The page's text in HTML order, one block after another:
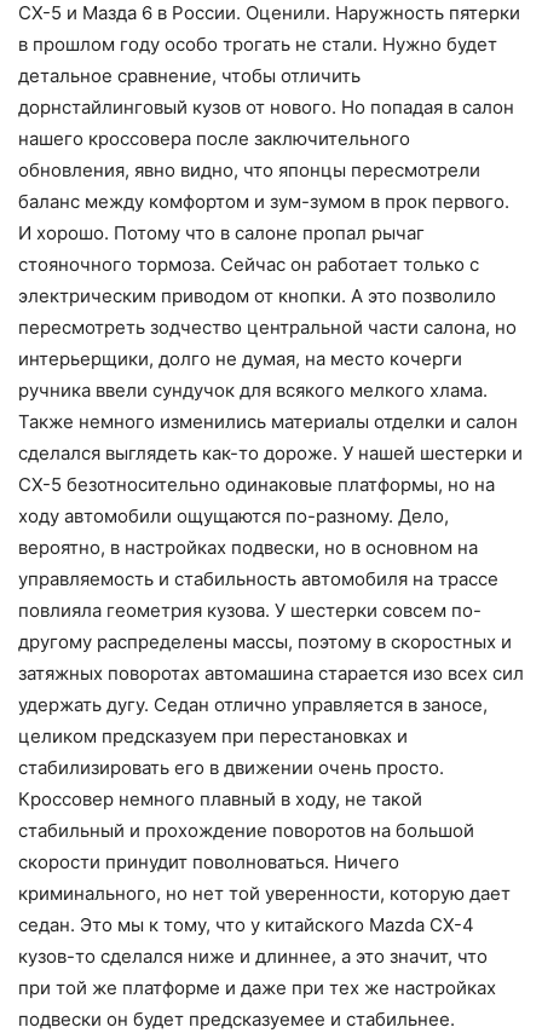
СХ-5 и Мазда 6 в России. Оценили. Наружность пятерки
в прошлом году особо трогать не стали. Нужно будет
детальное сравнение, чтобы отличить
дорнстайлинговый кузов от нового. Но попадая в салон
нашего кроссовера после заключительного
обновления, явно видно, что японцы пересмотрели
баланс между комфортом и зум-зумом в прок первого.
И хорошо. Потому что в салоне пропал рычаг
стояночного тормоза. Сейчас он работает только с
электрическим приводом от кнопки. А это позволило
пересмотреть зодчество центральной части салона, но
интерьерщики, долго не думая, на место кочерги
ручника ввели сундучок для всякого мелкого хлама.
Также немного изменились материалы отделки и салон
сделался выглядеть как-то дороже. У нашей шестерки и
СХ-5 безотносительно одинаковые платформы, но на
ходу автомобили ощущаются по-разному. Дело,
вероятно, в настройках подвески, но в основном на
управляемость и стабильность автомобиля на трассе
повлияла геометрия кузова. У шестерки совсем по-
другому распределены массы, поэтому в скоростных и
затяжных поворотах автомашина старается изо всех сил
удержать дугу. Седан отлично управляется в заносе,
целиком предсказуем при перестановках и
стабилизировать его в движении очень просто.
Кроссовер немного плавный в ходу, не такой
стабильный и прохождение поворотов на большой
скорости принудит поволноваться. Ничего
криминального, но нет той уверенности, которую дает
седан. Это мы к тому, что у китайского Mazda CX-4
кузов-то сделался ниже и длиннее, а это значит, что
при той же платформе и даже при тех же настройках
подвески он будет предсказуемее и стабильнее.